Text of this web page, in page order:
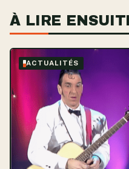
À LIRE
ACTUALITÉS